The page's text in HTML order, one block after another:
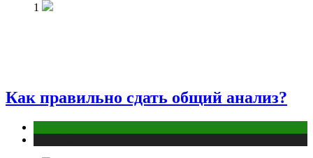
1
Как правильно сдать общий анализ?